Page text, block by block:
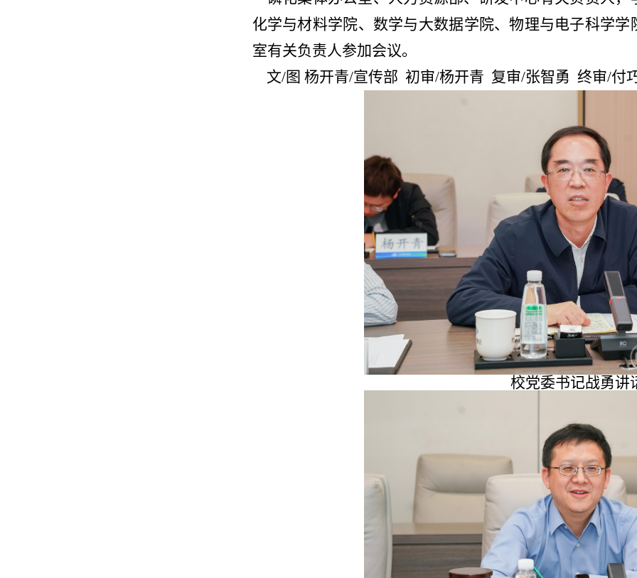
化学与材料学院、数学与大数据学院、物理与电子科学
室有关负责人参加会议。
文/图 杨开青/宣传部 初审/杨开青 复审/张智勇 终审/付
校党委书记战勇讲